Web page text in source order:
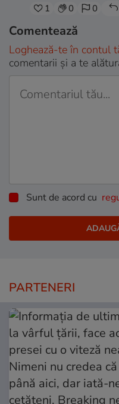
1 0 0
Comentează
Loghează-te în contul
comentarii și a te
Sunt de acord cu
PARTENERI